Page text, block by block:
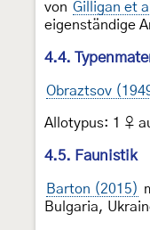
von Gilligan et
eigenständige
4.4.
Obraztsov
Allotypus: 1 ♀
4.5. Faunistik
Barton (2015)
Bulgaria,